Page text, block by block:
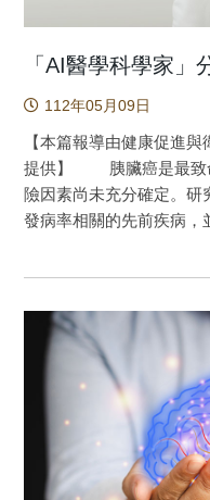
「AI醫學科學家
112年05月09日
【本篇報導由健康促進
提供】 胰臟癌是最致
險因素尚未充分確定。
發病率相關的先前疾病，
薪資精確配對3,726名對
第一次診斷胰臟癌的1年
病。路徑分析用於構建
徑。研究結果顯示，胰
的疾病共11種，其中正
糖尿病為胰臟癌直接正
臟癌呈負相關性。糖尿